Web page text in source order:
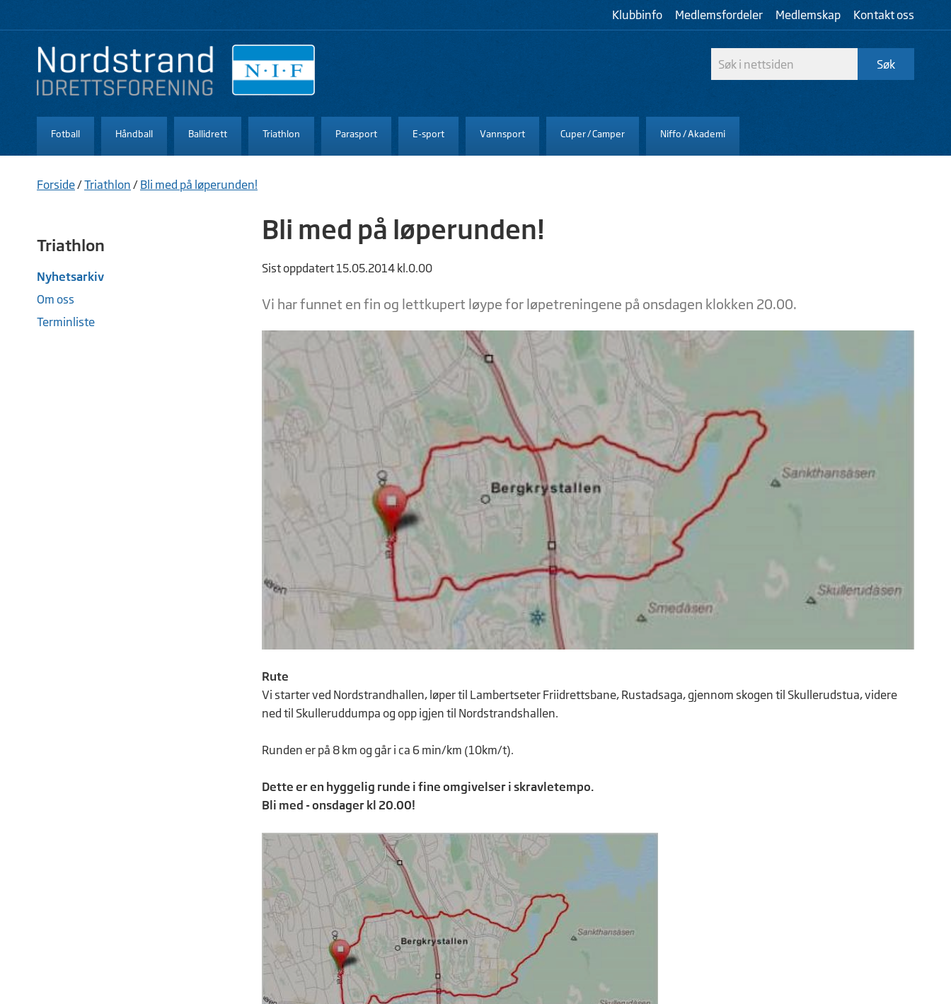
Klubbinfo Medlemsfordeler Medlemskap Kontakt oss
Fotball Håndball Ballidrett Triathlon Parasport E-sport Vannsport Cuper / Camper Niffo / Akademi
Forside/Triathlon / Bli med på løperunden!
Triathlon
Nyhetsarkiv
Om oss
Terminliste
Bli med på løperunden!
Sist oppdatert 15.05.2014 kl.0.00
Vi har funnet en fin og lettkupert løype for løpetreningene på onsdagen klokken 20.00.
Rute
Vi starter ved Nordstrandhallen, løper til Lambertseter Friidrettsbane, Rustadsaga, gjennom skogen til Skullerudstua, videre
ned til Skulleruddumpa og opp igjen til Nordstrandshallen.
Runden er på 8 km og går i ca 6 min/km (10km/t).
Dette er en hyggelig runde i fine omgivelser i skravletempo.
Bli med - onsdager kl 20.00!